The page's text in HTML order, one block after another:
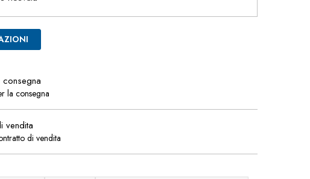
la consegna
vendita
di vendita